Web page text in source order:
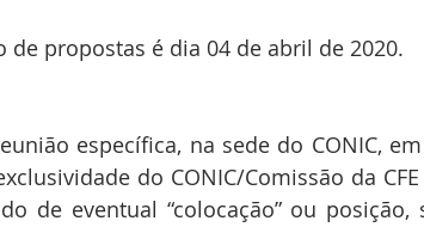
de propostas é dia 04 de abril de 2020.
específica, na sede do CONIC,
do CONIC/Comissão da
de eventual “colocação” ou